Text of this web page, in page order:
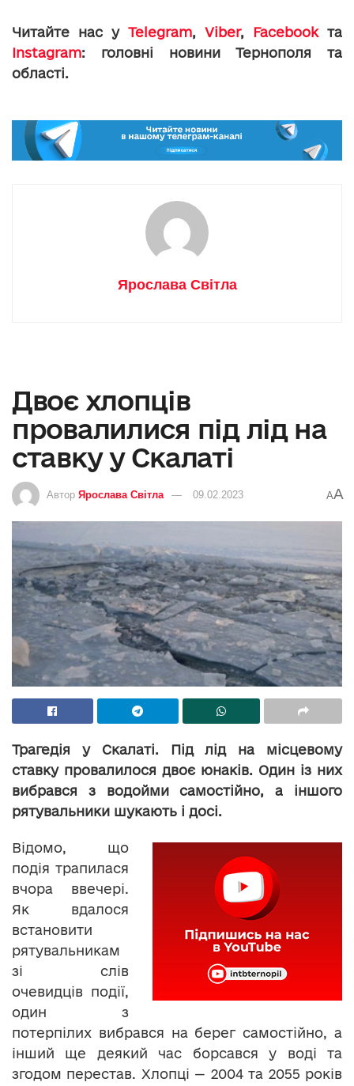
Читайте нас у Telegram, Viber, Facebookта
Instagram: головні новини Тернополя та
області.
Ярослава Світла
Двоє хлопців
провалилися під лід на
ставку у Скалаті
Автор Ярослава Світла 09.02.2023 AA
Трагедія у Скалаті. Під лід на місцевому
ставку провалилося двоє юнаків. Один із них
вибрався з водойми самостійно, а іншого
рятувальники шукають і досі.
Відомо, що
подія трапилася
вчора ввечері.
Як вдалося
встановити
рятувальникам
зі слів
очевидців події,
один з
потерпілих вибрався на берег самостійно, а
інший ще деякий час борсався у воді та
згодом перестав. Хлопці — 2004 та 2055 років